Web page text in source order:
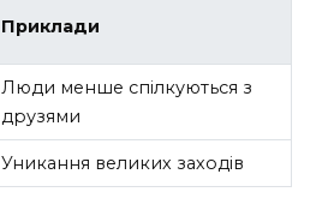
Приклади
Люди менше спілкуються з
друзями
Уникання великих заходів